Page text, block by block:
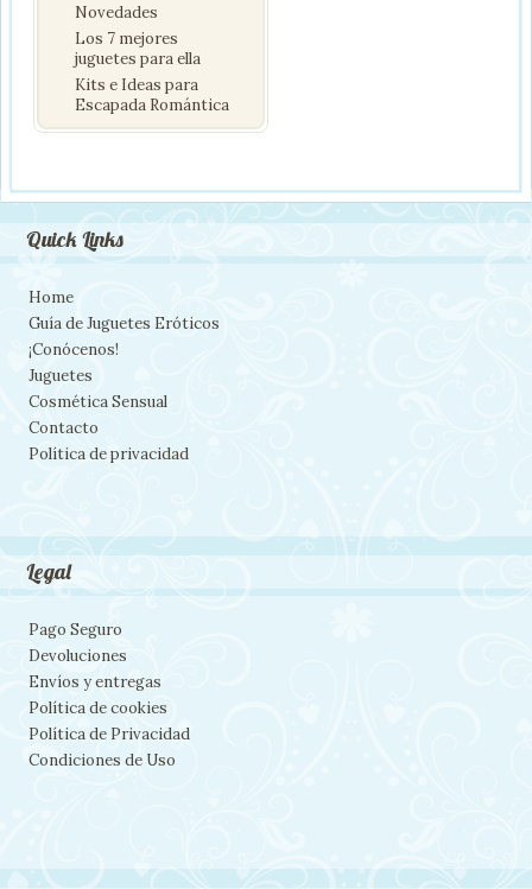
Novedades
Los 7 mejores
juguetes para ella
Kits e Ideas para
Escapada Romántica
Quick Links
Home
Guía de Juguetes Eróticos
¡Conócenos!
Juguetes
Cosmética Sensual
Contacto
Política de privacidad
Legal
Pago Seguro
Devoluciones
Envíos y entregas
Política de cookies
Política de Privacidad
Condiciones de Uso